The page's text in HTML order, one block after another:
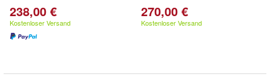
238,00 €
Kostenloser Versand
270,00 €
Kostenloser Versand